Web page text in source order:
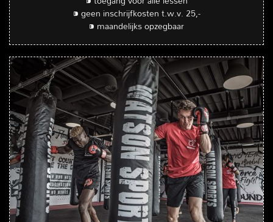
⁍ geen inschrijfkosten t.w.v. 25,-
⁍ maandelijks opzegbaar